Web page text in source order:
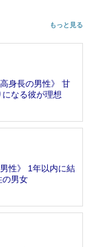
もっと見る
身長の男性》 甘
なる彼が理想
性》 1年以内に結
の男女